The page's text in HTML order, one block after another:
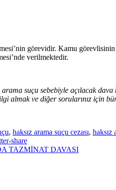
görevidir. Kamu
verilmektedir.
suçu sebebiyle açılacak
almak ve diğer sorularınız için
, haksız arama suçu cezası, haksız
TAZMİNAT DAVASI